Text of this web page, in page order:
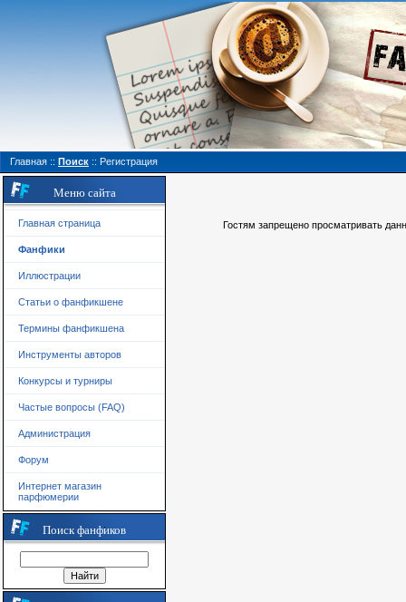
Главная :: Поиск :: Регистрация
Меню сайта
Главная страница
Фанфики
Иллюстрации
Статьи о фанфикшене
Термины фанфикшена
Инструменты авторов
Конкурсы и турниры
Частые вопросы (FAQ)
Администрация
Форум
Интернет магазин
парфюмерии
Поиск фанфиков
Гостям запрещено просматривать